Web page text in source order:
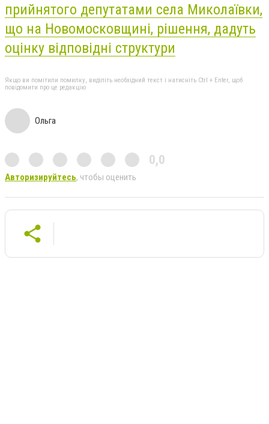
прийнятого депутатами села Миколаївки,
що на Новомосковщині, рішення, дадуть
оцінку відповідні структури
Якщо ви помітили помилку, виділіть необхідний текст і натисніть Ctrl + Enter, щоб
повідомити про це редакцію
Ольга
0,0
Авторизируйтесь, чтобы оценить